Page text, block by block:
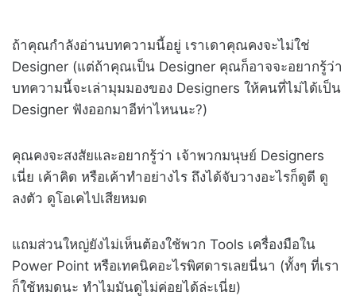
ถ้าคุณกำลังอ่านบทความนี้อยู่ เราเดาคุณคงจะไม่ใช่
Designer (แต่ถ้าคุณเป็น Designer คุณก็อาจจะอยากรู้ว่า
บทความนี้จะเล่ามุมมองของ Designers ให้คนที่ไม่ได้เป็น
Designer ฟังออกมาอีท่าไหนนะ?)
คุณคงจะสงสัยและอยากรู้ว่า เจ้าพวกมนุษย์ Designers
เนี่ย เค้าคิด หรือเค้าทำอย่างไร ถึงได้จับวางอะไรก็ดูดี ดู
ลงตัว ดูโอเคไปเสียหมด
แถมส่วนใหญ่ยังไม่เห็นต้องใช้พวก Tools เครื่องมือใน
Power Point หรือเทคนิคอะไรพิศดารเลยนี่นา (ทั้งๆ ที่เรา
ก็ใช้หมดนะ ทำไมมันดูไม่ค่อยได้ล่ะเนี่ย)